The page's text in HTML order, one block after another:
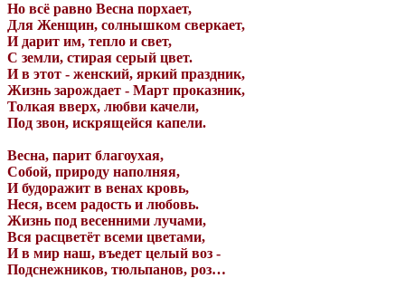
Но всё равно Весна порхает,
Для Женщин, солнышком сверкает,
И дарит им, тепло и свет,
С земли, стирая серый цвет.
И в этот - женский, яркий праздник,
Жизнь зарождает - Март проказник,
Толкая вверх, любви качели,
Под звон, искрящейся капели.
Весна, парит благоухая,
Собой, природу наполняя,
И будоражит в венах кровь,
Неся, всем радость и любовь.
Жизнь под весенними лучами,
Вся расцветёт всеми цветами,
И в мир наш, въедет целый воз -
Подснежников, тюльпанов, роз…